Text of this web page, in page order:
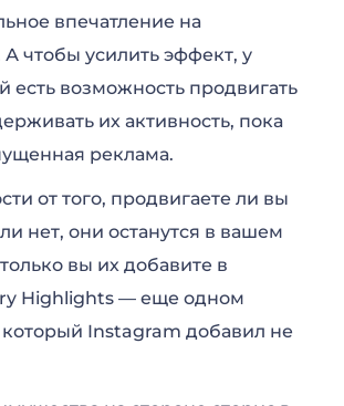
впечатление на
чтобы усилить эффект, у
есть возможность продвигать
их активность, пока
реклама.
от того, продвигаете ли вы
нет, они останутся в вашем
вы их добавите в
Highlights — еще одном
Instagram добавил не